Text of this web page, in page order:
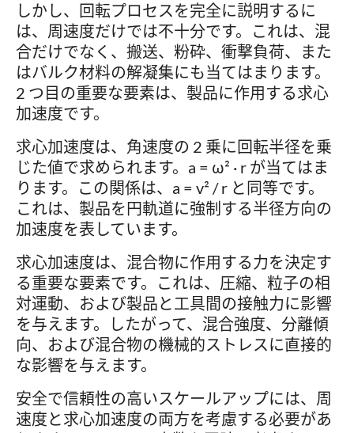
しかし、回転プロセスを完全に説明するに
は、周速度だけでは不十分です。これは、混
合だけでなく、搬送、粉砕、衝撃負荷、また
はバルク材料の解凝集にも当てはまります。
2 つ目の重要な要素は、製品に作用する求心
加速度です。
求心加速度は、角速度の 2 乗に回転半径を乗
じた値で求められます。a = ω² · r が当てはま
ります。この関係は、a = v² / r と同等です。
これは、製品を円軌道に強制する半径方向の
加速度を表しています。
求心加速度は、混合物に作用する力を決定す
る重要な要素です。これは、圧縮、粒子の相
対運動、および製品と工具間の接触力に影響
を与えます。したがって、混合強度、分離傾
向、および混合物の機械的ストレスに直接的
な影響を与えます。
安全で信頼性の高いスケールアップには、周
速度と求心加速度の両方を考慮する必要があ